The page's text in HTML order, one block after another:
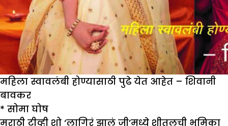
महिला स्वावलंबी होण्यासाठी पुढे येत आहेत – शिवानी
बावकर
* सोमा घोष
मराठी टीव्ही शो ‘लागिरं झालं जी’मध्ये शीतलची भूमिका